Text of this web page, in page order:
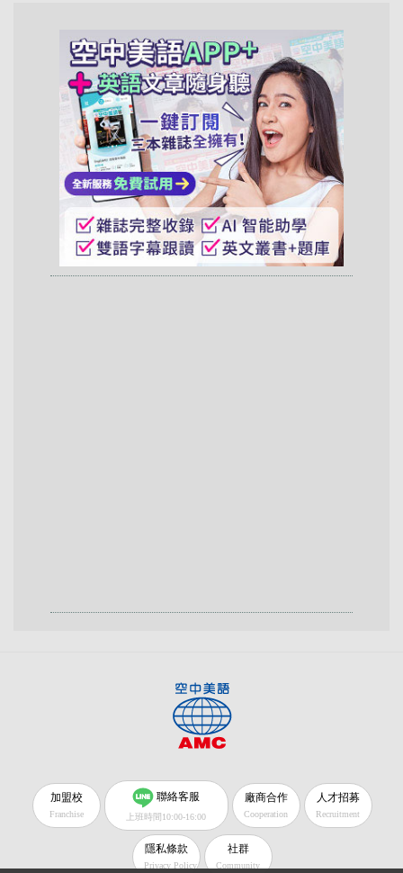
加盟校
Franchise
聯絡客服
上班時間10:00-16:00
廠商合作
Cooperation
人才招募
Recruitment
隱私條款
Privacy Policy
社群
Community